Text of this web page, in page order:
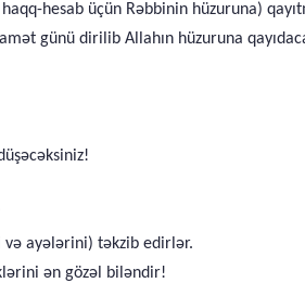
hesab üçün Rəbbinin hüzuruna)
günü dirilib Allahın hüzuruna
ayələrini) təkzib edirlər.
ən gözəl biləndir!